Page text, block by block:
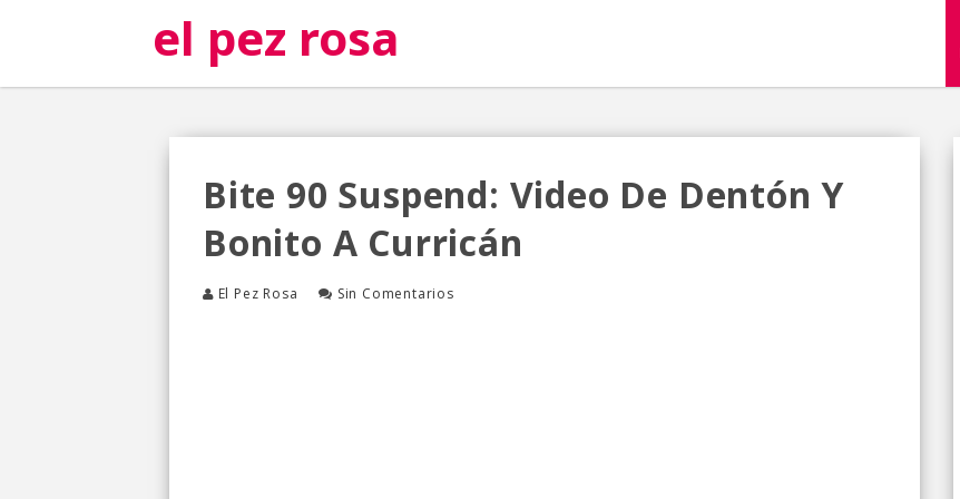
el pez rosa
Bite 90 Suspend: Video De Dentón Y
Bonito A Curricán
El Pez Rosa Sin Comentarios